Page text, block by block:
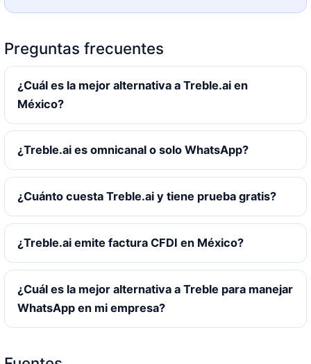
Preguntas frecuentes
¿Cuál es la mejor alternativa a Treble.ai en
México?
¿Treble.ai es omnicanal o solo WhatsApp?
¿Cuánto cuesta Treble.ai y tiene prueba gratis?
¿Treble.ai emite factura CFDI en México?
¿Cuál es la mejor alternativa a Treble para manejar
WhatsApp en mi empresa?